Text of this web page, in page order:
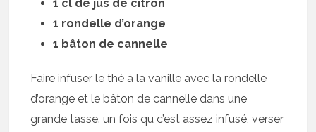
1 cl de jus de citron
1 rondelle d’orange
1 bâton de cannelle
Faire infuser le thé à la vanille avec la rondelle
d’orange et le bâton de cannelle dans une
grande tasse. un fois qu c’est assez infusé, verser